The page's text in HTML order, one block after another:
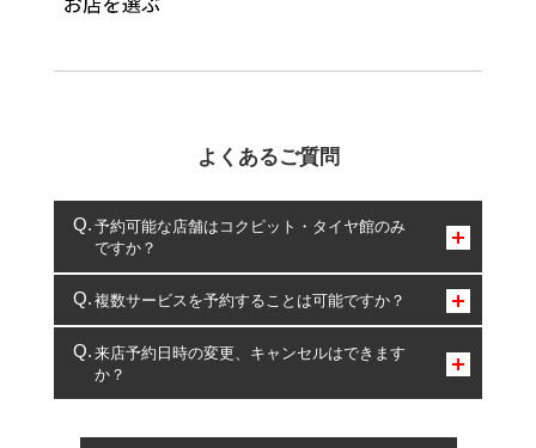
よくあるご質問
予約可能な店舗はコクピット・タイヤ館のみ
ですか？
コクピット・タイヤ館のみとなります。
複数サービスを予約することは可能ですか？
複数サービスのご予約は可能です。
一部の商品・サービスの組み合わせに限り、同時にご予約が
出来ないものもございます。
来店予約日時の変更、キャンセルはできます
か？